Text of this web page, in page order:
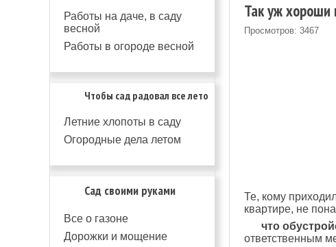
Работы на даче, в саду
весной
Работы в огороде весной
Чтобы сад радовал все лето
Летние хлопоты в саду
Огородные дела летом
Сад своими руками
Все о газоне
Дорожки и мощение
Так уж хороши
Просмотров: 3467
Те, кому
квартире, не
что
ответственным